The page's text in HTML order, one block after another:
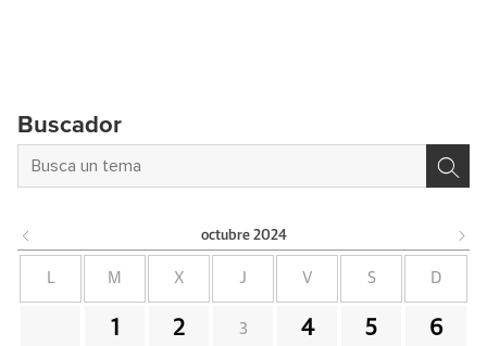
Buscador
octubre 2024
M X J V S D
1 2 3 4 5 6